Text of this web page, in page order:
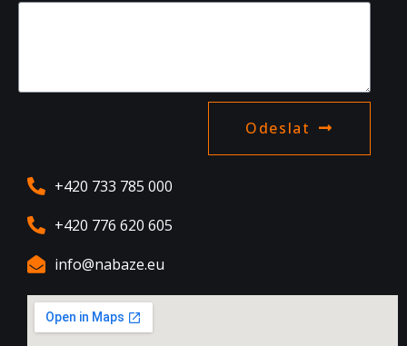
Odeslat
+420 733 785 000
+420 776 620 605
info@nabaze.eu